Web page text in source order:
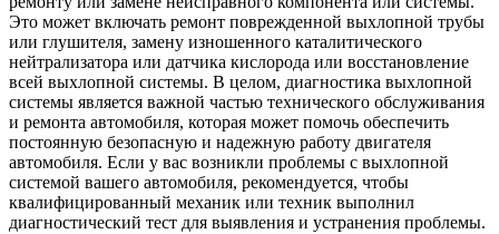
Это может включать ремонт поврежденной выхлопной трубы
или глушителя, замену изношенного каталитического
нейтрализатора или датчика кислорода или восстановление
всей выхлопной системы. В целом, диагностика выхлопной
системы является важной частью технического обслуживания
и ремонта автомобиля, которая может помочь обеспечить
постоянную безопасную и надежную работу двигателя
автомобиля. Если у вас возникли проблемы с выхлопной
системой вашего автомобиля, рекомендуется, чтобы
квалифицированный механик или техник выполнил
диагностический тест для выявления и устранения проблемы.